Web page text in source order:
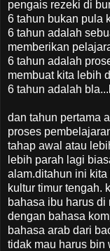
pengais rezeki di
6 tahun bukan pula
6 tahun adalah
memberikan
6 tahun adalah
membuat kita lebih
6 tahun adalah
dan tahun pertama
proses
tahap awal atau
lebih parah lagi
alam.ditahun ini
kultur timur tengah.
bahasa ibu harus
dengan bahasa
bahasa arab dari
tidak mau harus bin